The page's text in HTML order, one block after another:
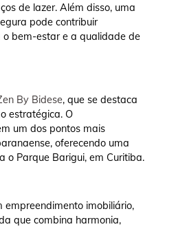
de lazer. Além disso, uma
pode contribuir
bem-estar e a qualidade de
By Bidese, que se destaca
estratégica. O
um dos pontos mais
oferecendo uma
o Parque Barigui, em Curitiba.
empreendimento imobiliário,
que combina harmonia,